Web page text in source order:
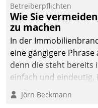
operativen
Instandhaltung in die
SAP-Systemlandschaft
deutscher
– und beschleunigt
Mieteranliegen zum
Betreiberpflichten
Wie Sie
zu machen
In der
eine gängigere Phrase
denn die steht bereits
einfach und eindeutig,
Branchenbeschäftigte
Verantwortung folgen
Jörn Beckmann